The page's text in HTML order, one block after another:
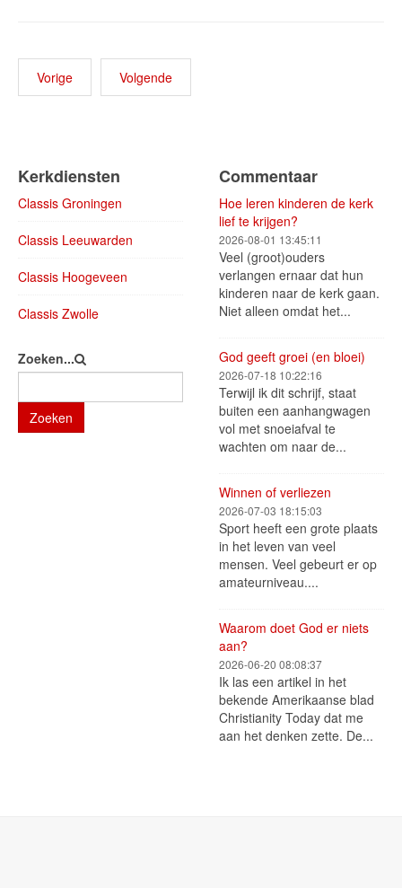
Vorige Volgende
Kerkdiensten
Classis Groningen
Classis Leeuwarden
Classis Hoogeveen
Classis Zwolle
Zoeken...
Zoeken
Commentaar
Hoe leren kinderen de kerk
lief te krijgen?
2026-08-01 13:45:11
Veel (groot)ouders
verlangen ernaar dat hun
kinderen naar de kerk gaan.
Niet alleen omdat het...
God geeft groei (en bloei)
2026-07-18 10:22:16
Terwijl ik dit schrijf, staat
buiten een aanhangwagen
vol met snoeiafval te
wachten om naar de...
Winnen of verliezen
2026-07-03 18:15:03
Sport heeft een grote plaats
in het leven van veel
mensen. Veel gebeurt er op
amateurniveau....
Waarom doet God er niets
aan?
2026-06-20 08:08:37
Ik las een artikel in het
bekende Amerikaanse blad
Christianity Today dat me
aan het denken zette. De...